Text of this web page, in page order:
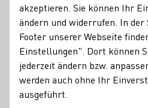
Erlebe Wein, Natur und
geführten Vollmond-
Tauche ein in eine einzigartige
Bewegung und nächtlicher
liebevoll gestaltet und mit
WEINJUBELLA.
akzeptieren. Sie können Ihr
ändern und widerrufen. In
Footer unserer Webseite
Einstellungen". Dort können
jederzeit ändern bzw.
werden auch ohne Ihr
ausgeführt.